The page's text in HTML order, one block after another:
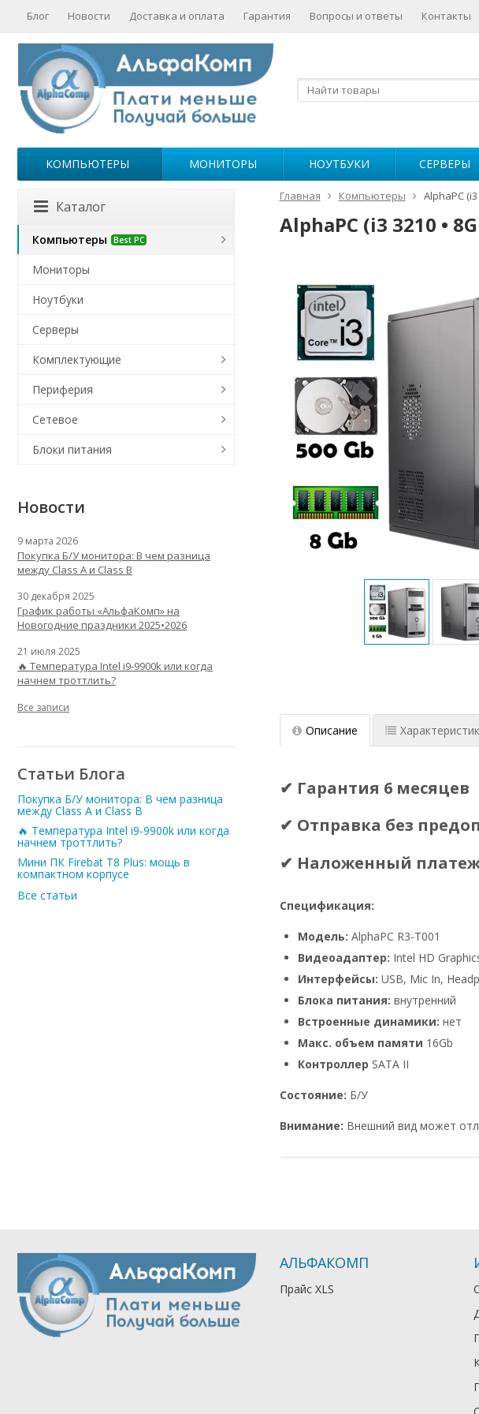
Блог Новости Доставка и оплата Гарантия Вопросы и ответы Контакты
КОМПЬЮТЕРЫ МОНИТОРЫ НОУТБУКИ СЕРВЕРЫ
Главная Компьютеры AlphaPC (i3
AlphaPC (i3 3210 •
Описание
✔ Гарантия 6 месяцев
✔ Отправка без
✔ Наложенный
Спецификация:
Модель: AlphaPC R3-T001
Видеоадаптер: Intel HD
Интерфейсы: USB, Mic In,
Блока питания: внутренний
Встроенные динамики: нет
Макс. объем памяти 16Gb
Контроллер SATA II
Состояние: Б/У
Внимание: Внешний вид может
Каталог
Компьютеры Best PC
Мониторы
Ноутбуки
Серверы
Комплектующие
Периферия
Сетевое
Блоки питания
Новости
9 марта 2026
Покупка Б/У монитора: В чем разница
между Class A и Class B
30 декабря 2025
График работы «АльфаКомп» на
Новогодние праздники 2025•2026
21 июля 2025
🔥 Температура Intel i9-9900k или когда
начнем троттлить?
Все записи
Статьи Блога
Покупка Б/У монитора: В чем разница
между Class A и Class B
🔥 Температура Intel i9-9900k или когда
начнем троттлить?
Мини ПК Firebat T8 Plus: мощь в
компактном корпусе
Все статьи
АЛЬФАКОМП
Прайс XLS